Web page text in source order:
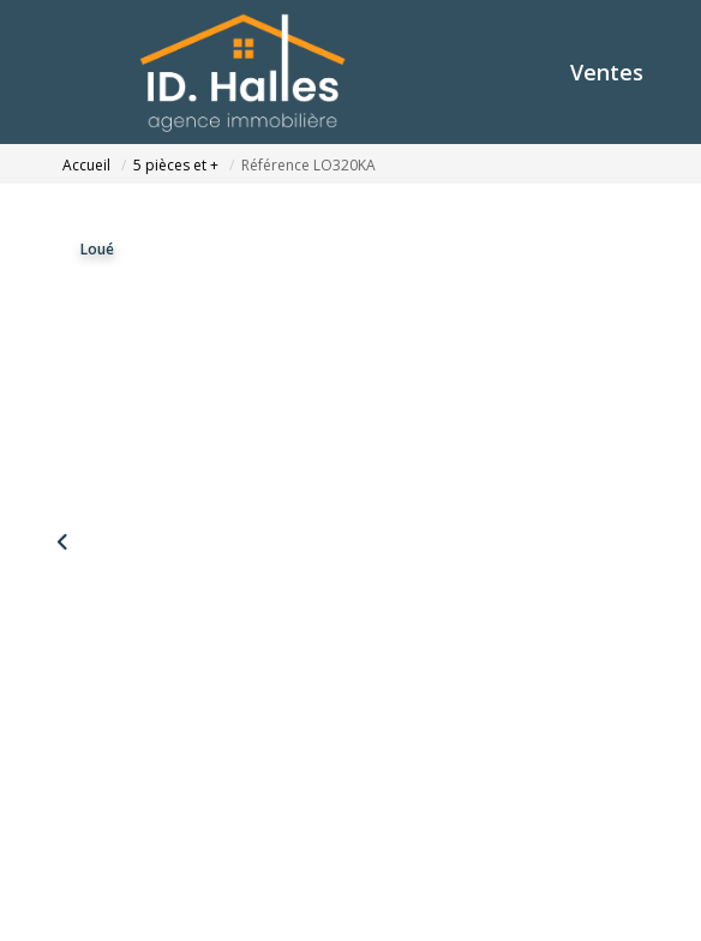
Ventes
Accueil 5 pièces et + Référence LO320KA
Loué